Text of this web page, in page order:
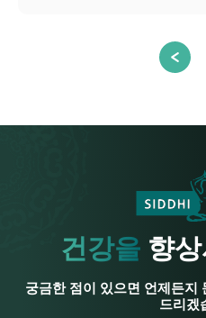
건강을 향
궁금한 점이 있으면 언제든지
드리겠